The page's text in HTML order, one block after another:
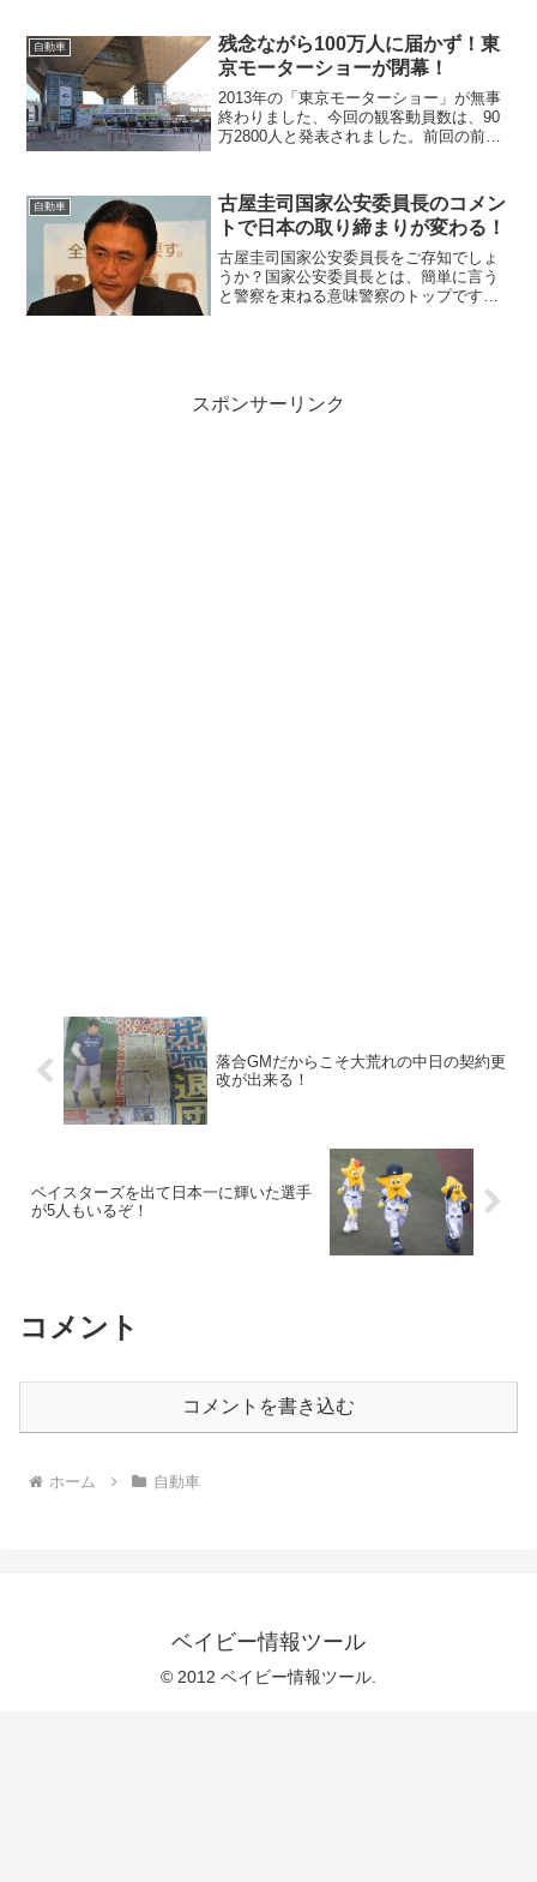
ダーPHEVですが、何とすでに4500台の
受注があったよ...
自動車
残念ながら100万人に届かず！東
京モーターショーが閉幕！
2013年の「東京モーターショー」が無事
終わりました、今回の観客動員数は、90
万2800人と発表されました。前回の前回
分にも届いていない現状でした。以前な
ら、...
自動車
古屋圭司国家公安委員長のコメン
トで日本の取り締まりが変わる！
古屋圭司国家公安委員長をご存知でしょ
うか？国家公安委員長とは、簡単に言う
と警察を束ねる意味警察のトップです。
スポンサーリンク
落合GMだからこそ大荒れの中日の契約更
改が出来る！
ベイスターズを出て日本一に輝いた選手
が5人もいるぞ！
コメント
コメントを書き込む
ホーム 自動車
ベイビー情報ツール
© 2012 ベイビー情報ツール.